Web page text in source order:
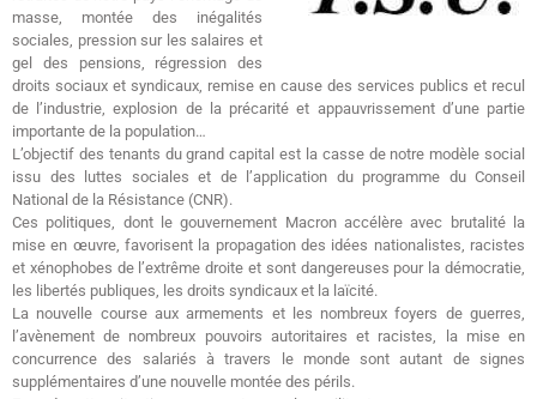
masse, montée des inégalités
sociales, pression sur les salaires et
gel des pensions, régression des
droits sociaux et syndicaux, remise en cause des services publics et recul
de l’industrie, explosion de la précarité et appauvrissement d’une partie
importante de la population…
L’objectif des tenants du grand capital est la casse de notre modèle social
issu des luttes sociales et de l’application du programme du Conseil
National de la Résistance (CNR).
Ces politiques, dont le gouvernement Macron accélère avec brutalité la
mise en œuvre, favorisent la propagation des idées nationalistes, racistes
et xénophobes de l’extrême droite et sont dangereuses pour la démocratie,
les libertés publiques, les droits syndicaux et la laïcité.
La nouvelle course aux armements et les nombreux foyers de guerres,
l’avènement de nombreux pouvoirs autoritaires et racistes, la mise en
concurrence des salariés à travers le monde sont autant de signes
supplémentaires d’une nouvelle montée des périls.